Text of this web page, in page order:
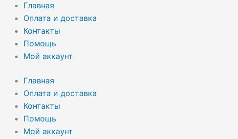
Главная
Оплата и доставка
Контакты
Помощь
Мой аккаунт
Главная
Оплата и доставка
Контакты
Помощь
Мой аккаунт